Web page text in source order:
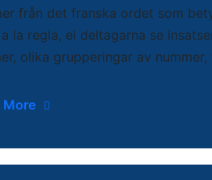
från det franska ordet som
la regla, el deltagarna se
olika grupperingar av
More